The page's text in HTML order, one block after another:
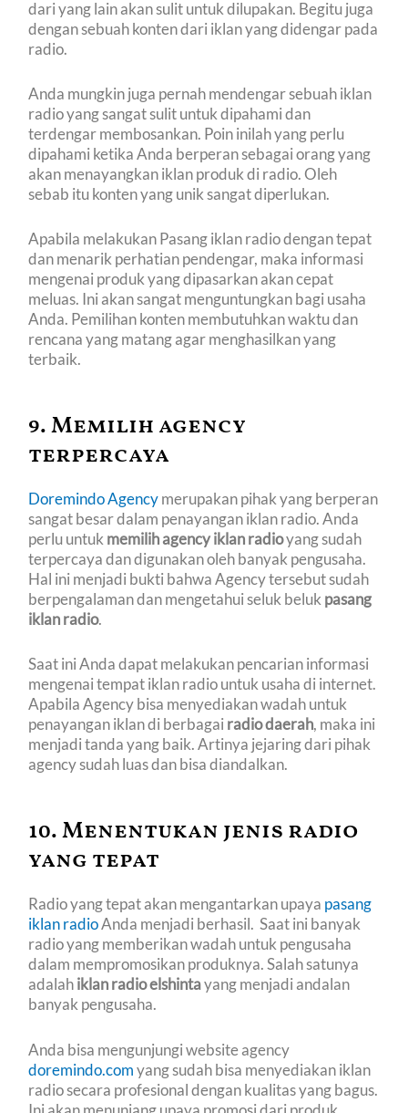
dari yang lain akan sulit untuk dilupakan. Begitu juga
dengan sebuah konten dari iklan yang didengar pada
radio.
Anda mungkin juga pernah mendengar sebuah iklan
radio yang sangat sulit untuk dipahami dan
terdengar membosankan. Poin inilah yang perlu
dipahami ketika Anda berperan sebagai orang yang
akan menayangkan iklan produk di radio. Oleh
sebab itu konten yang unik sangat diperlukan.
Apabila melakukan Pasang iklan radio dengan tepat
dan menarik perhatian pendengar, maka informasi
mengenai produk yang dipasarkan akan cepat
meluas. Ini akan sangat menguntungkan bagi usaha
Anda. Pemilihan konten membutuhkan waktu dan
rencana yang matang agar menghasilkan yang
terbaik.
9. Memilih agency
terpercaya
Doremindo Agencymerupakan pihak yang berperan
sangat besar dalam penayangan iklan radio. Anda
perlu untuk memilih agency iklan radioyang sudah
terpercaya dan digunakan oleh banyak pengusaha.
Hal ini menjadi bukti bahwa Agency tersebut sudah
berpengalaman dan mengetahui seluk beluk pasang
iklan radio.
Saat ini Anda dapat melakukan pencarian informasi
mengenai tempat iklan radio untuk usaha di internet.
Apabila Agency bisa menyediakan wadah untuk
penayangan iklan di berbagai radio daerah, maka ini
menjadi tanda yang baik. Artinya jejaring dari pihak
agency sudah luas dan bisa diandalkan.
10. Menentukan jenis radio
yang tepat
Radio yang tepat akan mengantarkan upaya pasang
iklan radioAnda menjadi berhasil. Saat ini banyak
radio yang memberikan wadah untuk pengusaha
dalam mempromosikan produknya. Salah satunya
adalahiklan radio elshintayang menjadi andalan
banyak pengusaha.
Anda bisa mengunjungi website agency
doremindo.comyang sudah bisa menyediakan iklan
radio secara profesional dengan kualitas yang bagus.